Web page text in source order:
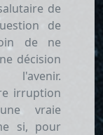
de
de
de ne
décision
l'avenir.
irruption
vraie
si, pour